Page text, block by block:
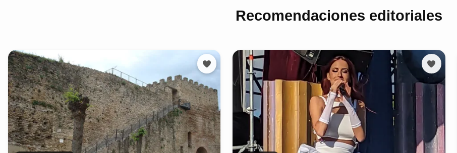
Recomendaciones editoriales